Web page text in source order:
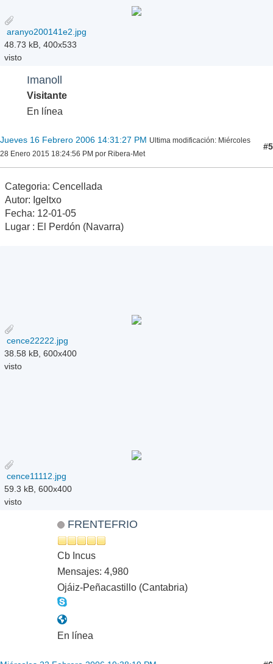
aranyo200141e2.jpg
48.73 kB, 400x533
visto
Imanoll
Visitante
En línea
Jueves 16 Febrero 2006 14:31:27 PM Ultima modificación: Miércoles
28 Enero 2015 18:24:56 PM por Ribera-Met
#5
Categoria: Cencellada
Autor: Igeltxo
Fecha: 12-01-05
Lugar : El Perdón (Navarra)
cence22222.jpg
38.58 kB, 600x400
visto
cence11112.jpg
59.3 kB, 600x400
visto
FRENTEFRIO
Cb Incus
Mensajes: 4,980
Ojáiz-Peñacastillo (Cantabria)
En línea